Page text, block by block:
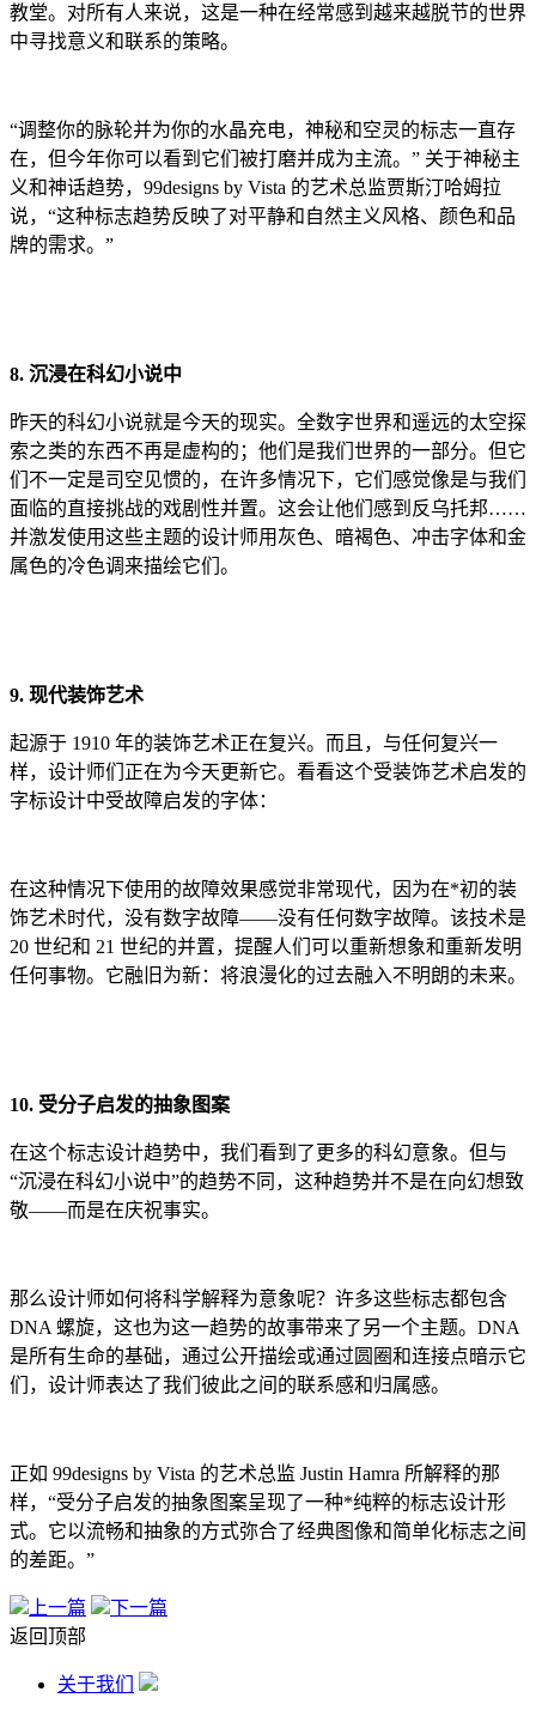
教堂。对所有人来说，这是一种在经常感到越来越脱节的世界
中寻找意义和联系的策略。
“调整你的脉轮并为你的水晶充电，神秘和空灵的标志一直存
在，但今年你可以看到它们被打磨并成为主流。” 关于神秘主
义和神话趋势，99designs by Vista 的艺术总监贾斯汀哈姆拉
说，“这种标志趋势反映了对平静和自然主义风格、颜色和品
牌的需求。”
8. 沉浸在科幻小说中
昨天的科幻小说就是今天的现实。全数字世界和遥远的太空探
索之类的东西不再是虚构的；他们是我们世界的一部分。但它
们不一定是司空见惯的，在许多情况下，它们感觉像是与我们
面临的直接挑战的戏剧性并置。这会让他们感到反乌托邦……
并激发使用这些主题的设计师用灰色、暗褐色、冲击字体和金
属色的冷色调来描绘它们。
9. 现代装饰艺术
起源于 1910 年的装饰艺术正在复兴。而且，与任何复兴一
样，设计师们正在为今天更新它。看看这个受装饰艺术启发的
字标设计中受故障启发的字体：
在这种情况下使用的故障效果感觉非常现代，因为在*初的装
饰艺术时代，没有数字故障——没有任何数字故障。该技术是
20 世纪和 21 世纪的并置，提醒人们可以重新想象和重新发明
任何事物。它融旧为新：将浪漫化的过去融入不明朗的未来。
10. 受分子启发的抽象图案
在这个标志设计趋势中，我们看到了更多的科幻意象。但与
“沉浸在科幻小说中”的趋势不同，这种趋势并不是在向幻想致
敬——而是在庆祝事实。
那么设计师如何将科学解释为意象呢？许多这些标志都包含
DNA 螺旋，这也为这一趋势的故事带来了另一个主题。DNA
是所有生命的基础，通过公开描绘或通过圆圈和连接点暗示它
们，设计师表达了我们彼此之间的联系感和归属感。
正如 99designs by Vista 的艺术总监 Justin Hamra 所解释的那
样，“受分子启发的抽象图案呈现了一种*纯粹的标志设计形
式。它以流畅和抽象的方式弥合了经典图像和简单化标志之间
的差距。”
上一篇
下一篇
返回顶部
关于我们